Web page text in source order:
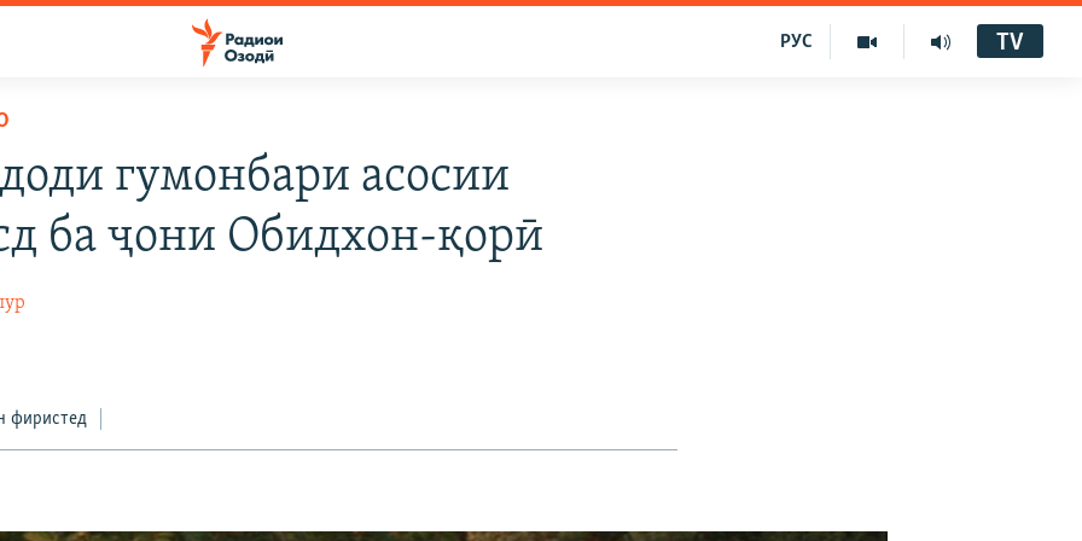
РУС TV
гумонбари асосии
ба ҷони Обидхон-қорӣ
фиристед